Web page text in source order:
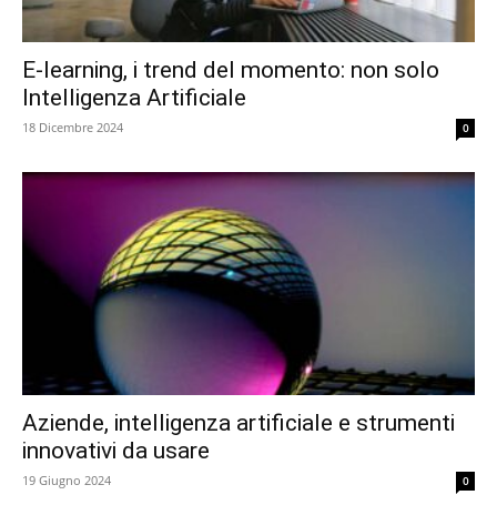
E-learning, i trend del momento: non solo
Intelligenza Artificiale
18 Dicembre 2024 0
Aziende, intelligenza artificiale e strumenti
innovativi da usare
19 Giugno 2024 0